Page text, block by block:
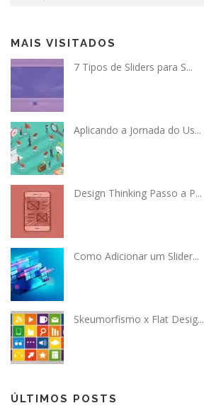
MAIS VISITADOS
7 Tipos de Sliders para S...
Aplicando a Jornada do Us...
Design Thinking Passo a P...
Como Adicionar um Slider...
Skeumorfismo x Flat Desig...
ÚLTIMOS POSTS